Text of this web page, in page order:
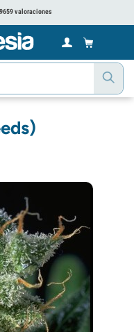
valoraciones